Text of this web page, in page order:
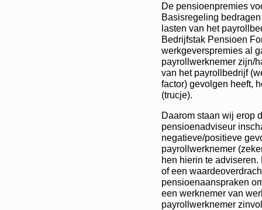
De pensioenpremies
Basisregeling
lasten van het
Bedrijfstak Pensioen
werkgeverspremies al
payrollwerknemer zijn/
van het payrollbedrijf
factor) gevolgen heeft,
(trucje).
Daarom staan wij erop
pensioenadviseur
negatieve/positieve
payrollwerknemer
hen hierin te
of een
pensioenaanspraken
een werknemer van
payrollwerknemer